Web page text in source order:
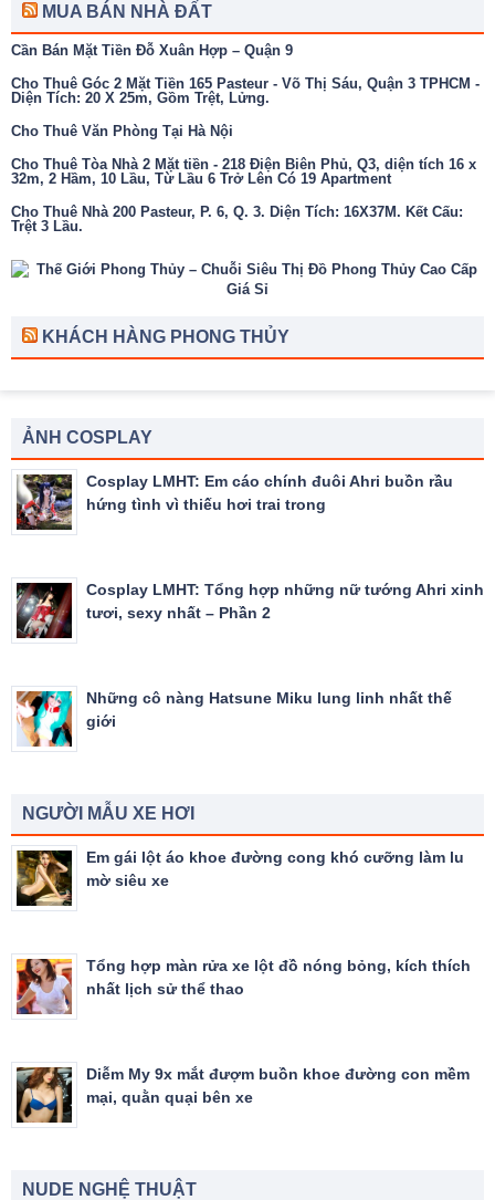
MUA BÁN NHÀ ĐẤT
Cần Bán Mặt Tiền Đỗ Xuân Hợp – Quận 9
Cho Thuê Góc 2 Mặt Tiền 165 Pasteur - Võ Thị Sáu, Quận 3 TPHCM -
Diện Tích: 20 X 25m, Gồm Trệt, Lửng.
Cho Thuê Văn Phòng Tại Hà Nội
Cho Thuê Tòa Nhà 2 Mặt tiền - 218 Điện Biên Phủ, Q3, diện tích 16 x
32m, 2 Hầm, 10 Lầu, Từ Lầu 6 Trở Lên Có 19 Apartment
Cho Thuê Nhà 200 Pasteur, P. 6, Q. 3. Diện Tích: 16X37M. Kết Cấu:
Trệt 3 Lầu.
KHÁCH HÀNG PHONG THỦY
ẢNH COSPLAY
Cosplay LMHT: Em cáo chính đuôi Ahri buồn rầu
hứng tình vì thiếu hơi trai trong
Cosplay LMHT: Tổng hợp những nữ tướng Ahri xinh
tươi, sexy nhất – Phần 2
Những cô nàng Hatsune Miku lung linh nhất thế
giới
NGƯỜI MẪU XE HƠI
Em gái lột áo khoe đường cong khó cưỡng làm lu
mờ siêu xe
Tổng hợp màn rửa xe lột đồ nóng bỏng, kích thích
nhất lịch sử thể thao
Diễm My 9x mắt đượm buồn khoe đường con mềm
mại, quằn quại bên xe
NUDE NGHỆ THUẬT